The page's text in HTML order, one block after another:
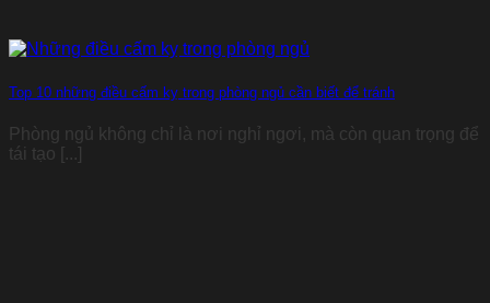
Top 10 những điều cấm kỵ trong phòng ngủ cần biết để tránh
Phòng ngủ không chỉ là nơi nghỉ ngơi, mà còn quan trọng để
tái tạo [...]